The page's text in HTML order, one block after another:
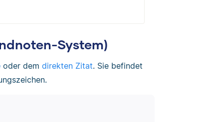
System)
oder dem direkten Zitat. Sie befindet